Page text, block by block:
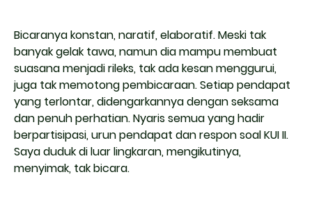
Bicaranya konstan, naratif, elaboratif. Meski tak
banyak gelak tawa, namun dia mampu membuat
suasana menjadi rileks, tak ada kesan menggurui,
juga tak memotong pembicaraan. Setiap pendapat
yang terlontar, didengarkannya dengan seksama
dan penuh perhatian. Nyaris semua yang hadir
berpartisipasi, urun pendapat dan respon soal KUI II.
Saya duduk di luar lingkaran, mengikutinya,
menyimak, tak bicara.